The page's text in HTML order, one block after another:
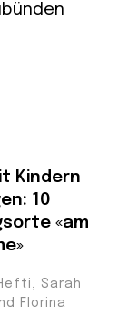
Kindern
10
«am
Sarah
Florina